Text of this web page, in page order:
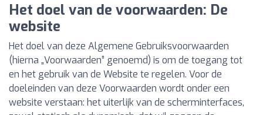
Het doel van de voorwaarden: De
website
Het doel van deze Algemene Gebruiksvoorwaarden
(hierna „Voorwaarden” genoemd) is om de toegang tot
en het gebruik van de Website te regelen. Voor de
doeleinden van deze Voorwaarden wordt onder een
website verstaan: het uiterlijk van de scherminterfaces,